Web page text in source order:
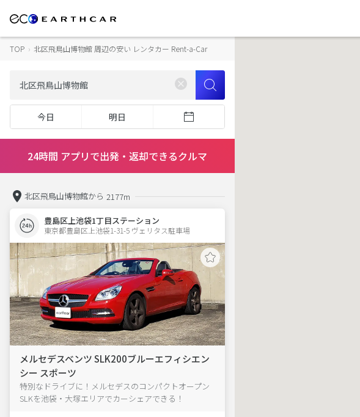
TOP › 北区飛鳥山博物館 周辺の安い レンタカー Rent-a-Car
今日 明日
24時間 アプリで出発・返却できるクルマ
北区飛鳥山博物館から 2177m
豊島区上池袋1丁目ステーション
東京都豊島区上池袋1-31-5 ヴェリタス駐車場
メルセデスベンツ SLK200ブルーエフィシエン
シー スポーツ
特別なドライブに！メルセデスのコンパクトオープン
SLKを池袋・大塚エリアでカーシェアできる！